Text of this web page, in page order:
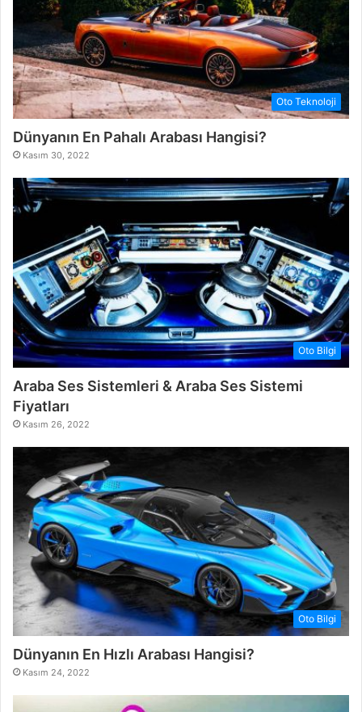
Oto Teknoloji
Dünyanın En Pahalı Arabası Hangisi?
Kasım 30, 2022
Oto Bilgi
Araba Ses Sistemleri & Araba Ses Sistemi
Fiyatları
Kasım 26, 2022
Oto Bilgi
Dünyanın En Hızlı Arabası Hangisi?
Kasım 24, 2022